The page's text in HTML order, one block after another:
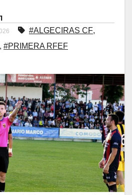
#ALGECIRAS CF,
, #PRIMERA RFEF